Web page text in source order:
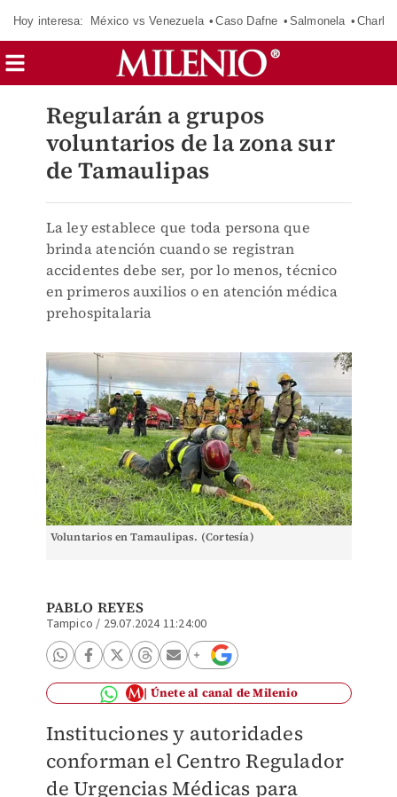
Hoy interesa: México vs Venezuela Caso Dafne Salmonela
Regularán a grupos
voluntarios de la zona sur
de Tamaulipas
La ley establece que toda persona que
brinda atención cuando se registran
accidentes debe ser, por lo menos, técnico
en primeros auxilios o en atención médica
prehospitalaria
Voluntarios en Tamaulipas. (Cortesía)
PABLO REYES
Tampico / 29.07.2024 11:24:00
Únete al canal de Milenio
Instituciones y autoridades
conforman el Centro Regulador
de Urgencias Médicas para